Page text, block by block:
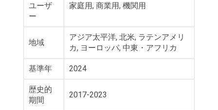
ユーザ
ー
家庭用, 商業用, 機関用
地域
アジア太平洋, 北米, ラテンアメリ
カ, ヨーロッパ, 中東・アフリカ
基準年 2024
歴史的
期間
2017-2023